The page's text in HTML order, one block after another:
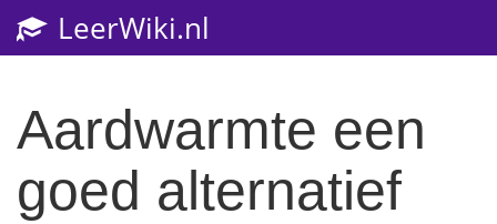
LeerWiki.nl
Aardwarmte een
goed alternatief